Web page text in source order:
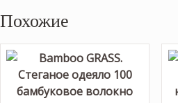
Похожие